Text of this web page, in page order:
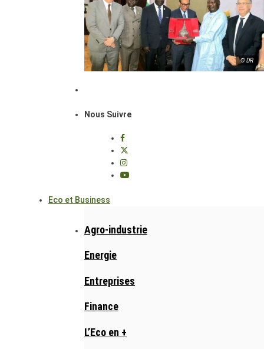
© DR
Nous Suivre
Eco et Business
Agro-industrie
Energie
Entreprises
Finance
L’Eco en +